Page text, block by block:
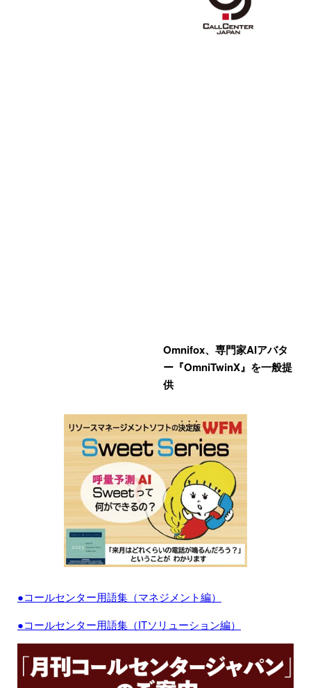
Omnifox、専門家AIアバタ
ー『OmniTwinX』を一般提
供
●コールセンター用語集（マネジメント編）
●コールセンター用語集（ITソリューション編）